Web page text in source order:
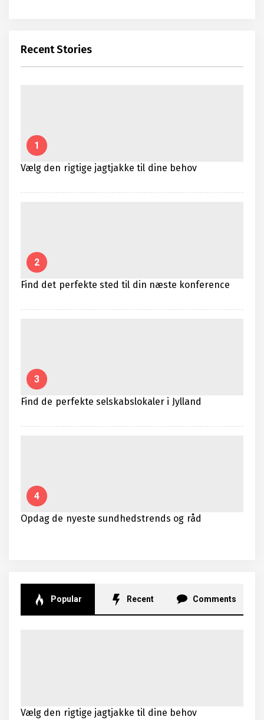
Recent Stories
1
Vælg den rigtige jagtjakke til dine behov
2
Find det perfekte sted til din næste konference
3
Find de perfekte selskabslokaler i Jylland
4
Opdag de nyeste sundhedstrends og råd
Popular Recent Comments
Vælg den rigtige jagtjakke til dine behov